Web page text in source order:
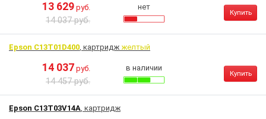
13 629 руб.
14 037 руб.
нет
Купить
Epson C13T01D400, картридж желтый
14 037 руб.
14 457 руб.
в наличии
Купить
Epson C13T03V14A, картридж